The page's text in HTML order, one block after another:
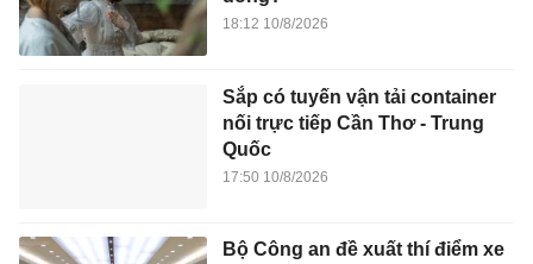
18:12 10/8/2026
Sắp có tuyến vận tải container
nối trực tiếp Cần Thơ - Trung
Quốc
17:50 10/8/2026
Bộ Công an đề xuất thí điểm xe